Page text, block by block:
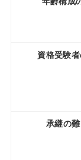
資格受験
承継の